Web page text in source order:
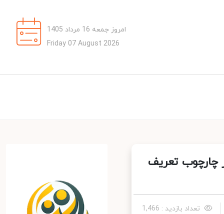
امروز جمعه 16 مرداد 1405
Friday 07 August 2026
چارچوب تعریف
تعداد بازدید : 1,466